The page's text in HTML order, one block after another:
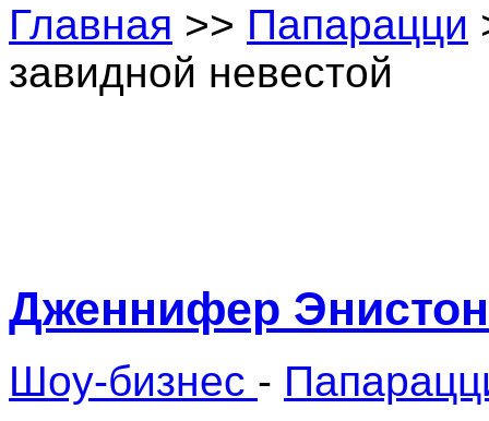
Главная >> Папарацци
завидной невестой
Дженнифер Энистон
Шоу-бизнес -